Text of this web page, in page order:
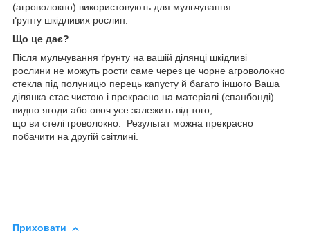
(агроволокно) використовують для мульчування
ґрунту шкідливих рослин.
Що це дає?
Після мульчування ґрунту на вашій ділянці шкідливі
рослини не можуть рости саме через це чорне агроволокно
стекла під полуницю перець капусту й багато іншого Ваша
ділянка стає чистою і прекрасно на матеріалі (спанбонді)
видно ягоди або овоч усе залежить від того,
що ви стелі гроволокно. Результат можна прекрасно
побачити на другій світлині.
Приховати